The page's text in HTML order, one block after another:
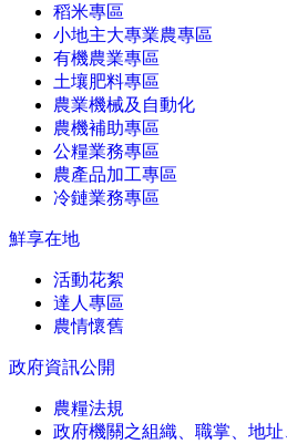
稻米專區
小地主大專業農專區
有機農業專區
土壤肥料專區
農業機械及自動化
農機補助專區
公糧業務專區
農產品加工專區
冷鏈業務專區
鮮享在地
活動花絮
達人專區
農情懷舊
政府資訊公開
農糧法規
政府機關之組織、職掌、地